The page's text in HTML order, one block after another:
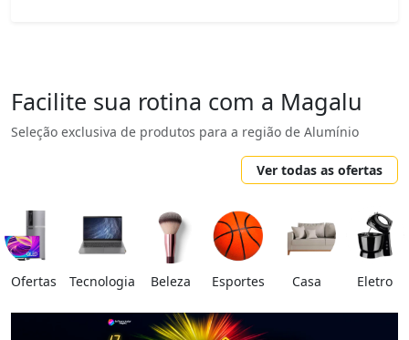
Facilite sua rotina com a Magalu
Seleção exclusiva de produtos para a região de Alumínio
Ver todas as ofertas
Ofertas Tecnologia Beleza Esportes Casa Eletro